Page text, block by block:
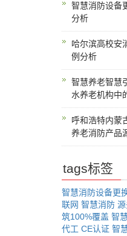
智慧消防设备
分析
哈尔滨高校安
例分析
智慧养老智慧
水养老机构中
呼和浩特内蒙
养老消防产品
tags标签
智慧消防设备更
联网 智慧消防
筑100%覆盖 智
代工 CE认证 智